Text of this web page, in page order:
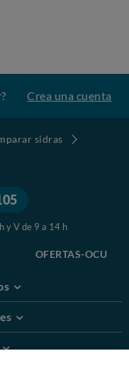
Crea una cuenta
sidras
y V de 9 a 14 h
OFERTAS-OCU